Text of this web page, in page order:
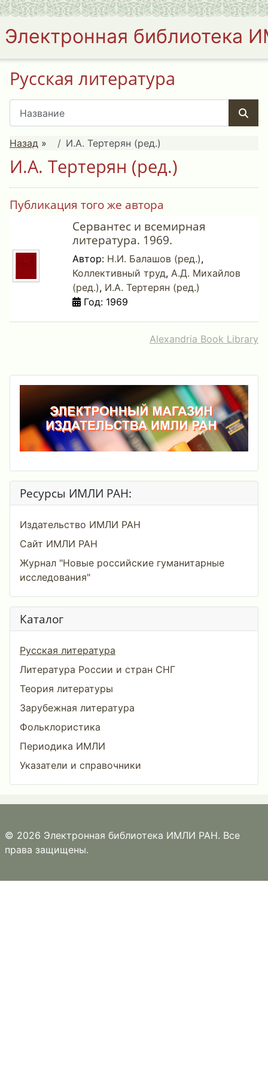
Электронная библиотека
Русская литература
Назад » И.А. Тертерян (ред.)
И.А. Тертерян (ред.)
Публикация того же автора
Сервантес и всемирная
литература. 1969.
Автор: Н.И. Балашов (ред.),
Коллективный труд, А.Д. Михайлов
(ред.), И.А. Тертерян (ред.)
Год: 1969
Alexandria Book Library
Ресурсы ИМЛИ РАН:
Издательство ИМЛИ РАН
Сайт ИМЛИ РАН
Журнал "Новые российские гуманитарные
исследования"
Каталог
Русская литература
Литература России и стран СНГ
Теория литературы
Зарубежная литература
Фольклористика
Периодика ИМЛИ
Указатели и справочники
© 2026 Электронная библиотека ИМЛИ РАН. Все
права защищены.